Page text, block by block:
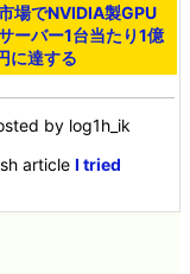
場でNVIDIA製GPU
ーバー1台当たり1億
に達する
by log1h_ik
articleI tried